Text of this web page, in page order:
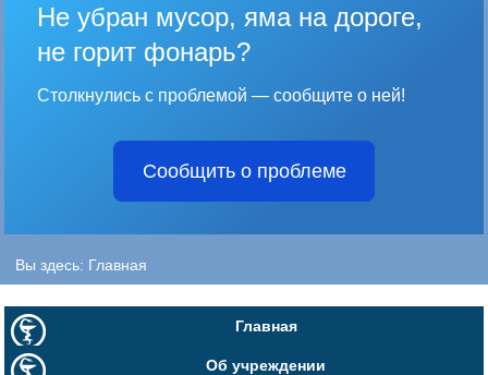
Не убран мусор, яма на дороге,
не горит фонарь?
Столкнулись с проблемой — сообщите о ней!
Сообщить о проблеме
Вы здесь: Главная
Главная
Об учреждении